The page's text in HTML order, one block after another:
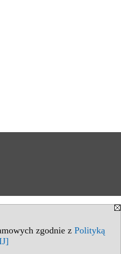
zgodnie z Polityką